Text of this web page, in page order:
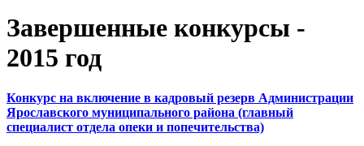
Завершенные конкурсы -
2015 год
Конкурс на включение в кадровый резерв Администрации
Ярославского муниципального района (главный
специалист отдела опеки и попечительства)